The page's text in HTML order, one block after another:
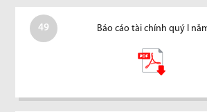
49 Báo cáo tài chính quý I